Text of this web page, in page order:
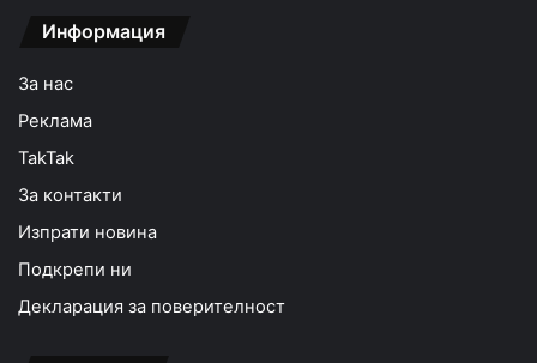
Информация
За нас
Реклама
TakTak
За контакти
Изпрати новина
Подкрепи ни
Декларация за поверителност